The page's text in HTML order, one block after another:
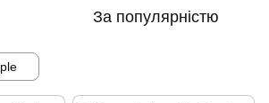
За популярністю